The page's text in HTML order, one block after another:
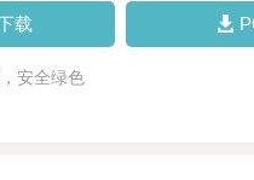
载
安全绿色